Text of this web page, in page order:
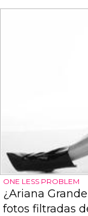
ONE LESS PROBLEM
¿Ariana
fotos filtradas